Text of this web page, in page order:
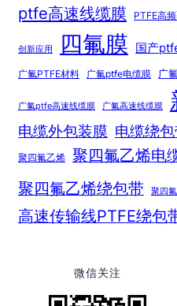
ptfe高速线缆膜 PTFE高
创新应用 四氟膜 国产
广氟PTFE材料 广氟ptfe电缆膜 广
广氟ptfe高速线缆膜 广氟高速线缆膜
电缆外包装膜 电缆绕
聚四氟乙烯
聚四氟乙烯电
聚四氟乙烯绕包带
聚四
高速传输线PTFE绕包
微信关注